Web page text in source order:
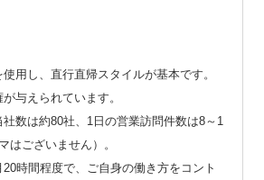
使用し、直行直帰スタイルが基本です。
与えられています。
社数は約80社、1日の営業訪問件数は8～1
はございません）。
20時間程度で、ご自身の働き方をコント